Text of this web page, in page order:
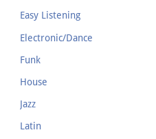
Easy Listening
Electronic/Dance
Funk
House
Jazz
Latin